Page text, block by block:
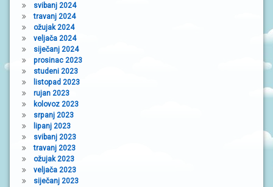
svibanj 2024
travanj 2024
ožujak 2024
veljača 2024
siječanj 2024
prosinac 2023
studeni 2023
listopad 2023
rujan 2023
kolovoz 2023
srpanj 2023
lipanj 2023
svibanj 2023
travanj 2023
ožujak 2023
veljača 2023
siječanj 2023